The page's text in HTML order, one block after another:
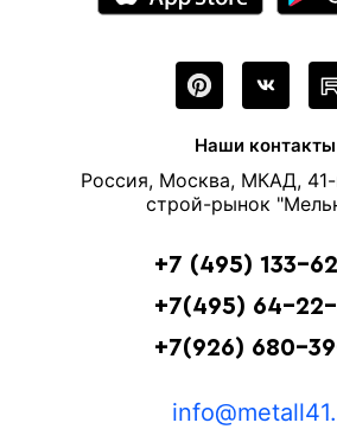
Наши контакты
Россия, Москва, МКАД,
строй-рынок
+7 (495) 133-
+7(495) 64-22-
+7(926) 680-